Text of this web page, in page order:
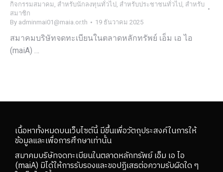
กิจกรรมสมาคม, สำหรับนักลงทุนทั่วไป, สำหรับประชาชนทั่วไป, สำหรับ
สมาชิก
By adminmai01@maia.or.th 19 ธันวาคม 2025
สมาคมบริษัทจดทะเบียนในตลาดหลักทรัพย์ เอ็ม เอ ไอ
(maiA) …
เนื้อหาทั้งหมดบนเว็บไซต์นี้ มีขึ้นเพื่อวัตถุประสงค์ในการให้
ข้อมูลและเพื่อการศึกษาเท่านั้น
สมาคมบริษัทจดทะเบียนในตลาดหลักทรัพย์ เอ็ม เอ ไอ
(maiA) มิได้ให้การรับรองและขอปฏิเสธต่อความรับผิดใด ๆ